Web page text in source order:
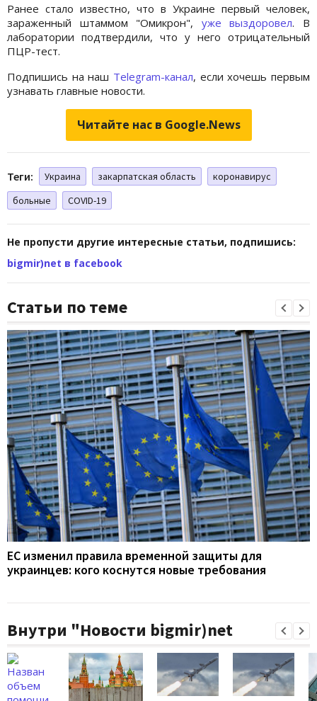
Ранее стало известно, что в Украине первый человек,
зараженный штаммом "Омикрон", уже выздоровел. В
лаборатории подтвердили, что у него отрицательный
ПЦР-тест.
Подпишись на наш Telegram-канал, если хочешь первым
узнавать главные новости.
Читайте нас в Google.News
Теги: Украина закарпатская область
коронавирус
больные
СOVID-19
Не пропусти другие интересные статьи, подпишись:
bigmir)net в facebook
Статьи по теме
ЕС изменил правила временной защиты для
украинцев: кого коснутся новые требования
Внутри "Новости bigmir)net